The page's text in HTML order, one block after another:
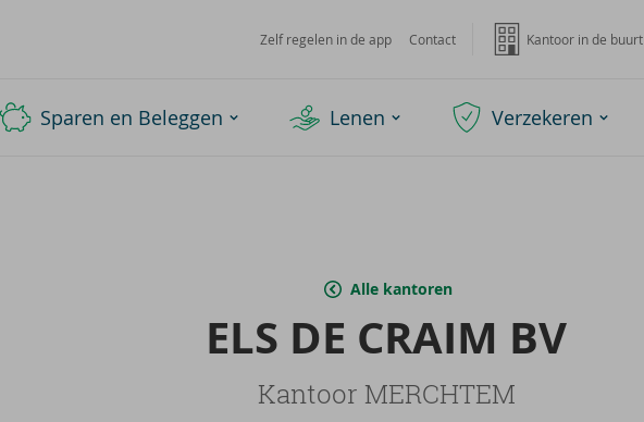
Zelf regelen in de app Contact Kantoor in de buurt
Sparen en Beleggen Lenen Verzekeren
Alle kantoren
ELS DE CRAIM BV
Kantoor MERCHTEM